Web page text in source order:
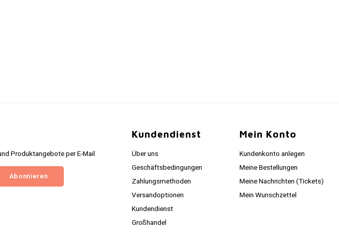
Produktangebote per E-Mail
Abonnieren
Kundendienst
Über uns
Geschäftsbedingungen
Zahlungsmethoden
Versandoptionen
Kundendienst
Großhandel
Mein Konto
Kundenkonto anlegen
Meine Bestellungen
Meine Nachrichten (Tickets)
Mein Wunschzettel